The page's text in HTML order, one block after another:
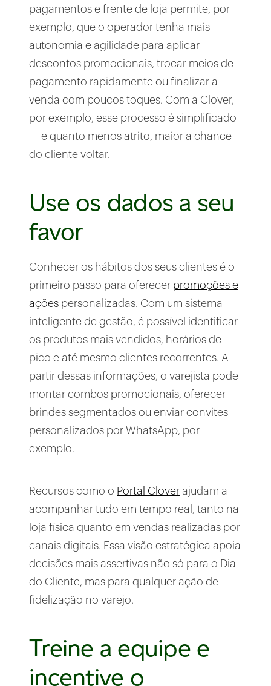
pagamentos e frente de loja permite, por
exemplo, que o operador tenha mais
autonomia e agilidade para aplicar
descontos promocionais, trocar meios de
pagamento rapidamente ou finalizar a
venda com poucos toques. Com a Clover,
por exemplo, esse processo é simplificado
— e quanto menos atrito, maior a chance
do cliente voltar.
Use os dados a seu
favor
Conhecer os hábitos dos seus clientes é o
primeiro passo para oferecer promoções e
ações personalizadas. Com um sistema
inteligente de gestão, é possível identificar
os produtos mais vendidos, horários de
pico e até mesmo clientes recorrentes. A
partir dessas informações, o varejista pode
montar combos promocionais, oferecer
brindes segmentados ou enviar convites
personalizados por WhatsApp, por
exemplo.
Recursos como o Portal Clover ajudam a
acompanhar tudo em tempo real, tanto na
loja física quanto em vendas realizadas por
canais digitais. Essa visão estratégica apoia
decisões mais assertivas não só para o Dia
do Cliente, mas para qualquer ação de
fidelização no varejo.
Treine a equipe e
incentive o